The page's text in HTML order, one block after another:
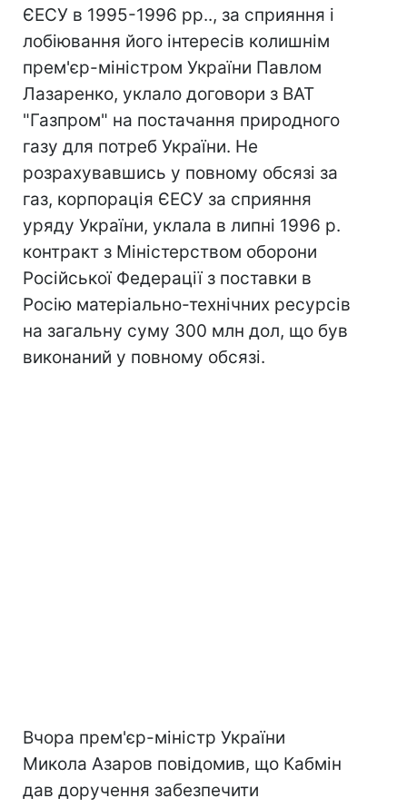
ЄЕСУ в 1995-1996 рр.., за сприяння і
лобіювання його інтересів колишнім
прем'єр-міністром України Павлом
Лазаренко, уклало договори з ВАТ
"Газпром" на постачання природного
газу для потреб України. Не
розрахувавшись у повному обсязі за
газ, корпорація ЄЕСУ за сприяння
уряду України, уклала в липні 1996 р.
контракт з Міністерством оборони
Російської Федерації з поставки в
Росію матеріально-технічних ресурсів
на загальну суму 300 млн дол, що був
виконаний у повному обсязі.
Вчора прем'єр-міністр України
Микола Азаров повідомив, що Кабмін
дав доручення забезпечити